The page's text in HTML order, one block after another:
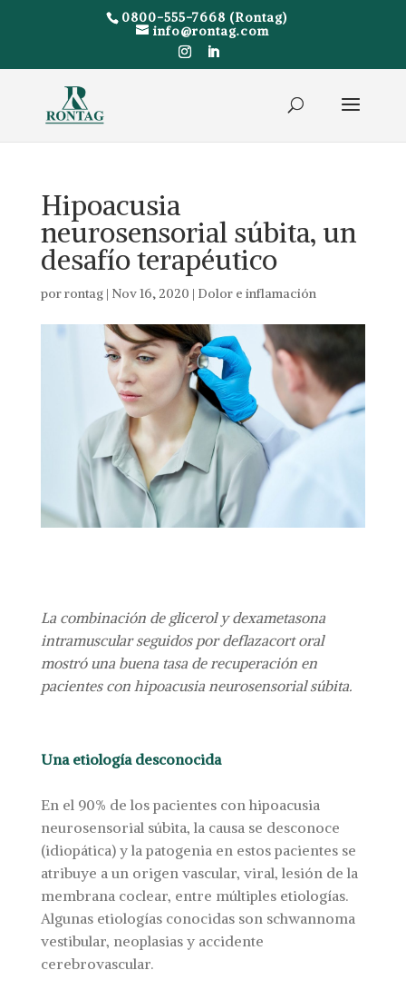
0800-555-7668 (Rontag)
info@rontag.com
Hipoacusia
neurosensorial súbita, un
desafío terapéutico
porrontag| Nov 16, 2020 | Dolor e inflamación
La combinación de glicerol y dexametasona
intramuscular seguidos por deflazacort oral
mostró una buena tasa de recuperación en
pacientes con hipoacusia neurosensorial súbita.
Una etiología desconocida
En el 90% de los pacientes con hipoacusia
neurosensorial súbita, la causa se desconoce
(idiopática) y la patogenia en estos pacientes se
atribuye a un origen vascular, viral, lesión de la
membrana coclear, entre múltiples etiologías.
Algunas etiologías conocidas son schwannoma
vestibular, neoplasias y accidente
cerebrovascular.